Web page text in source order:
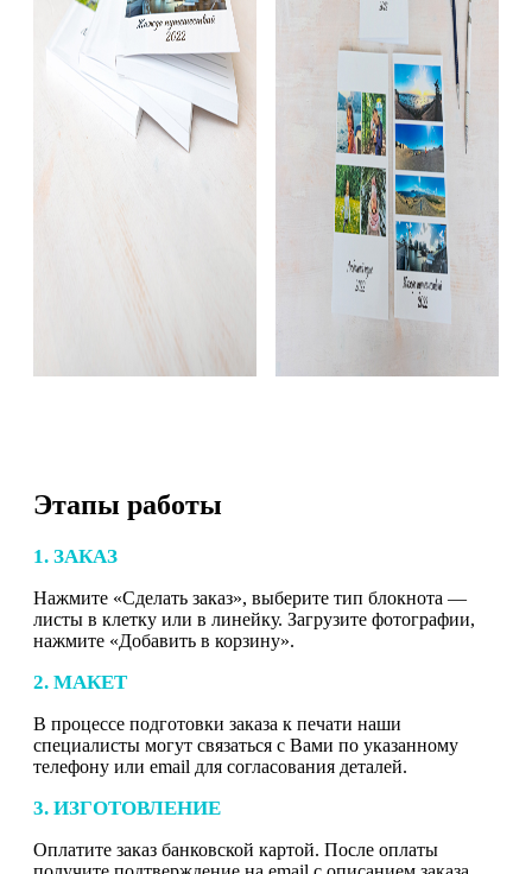
Этапы работы
1. ЗАКАЗ
Нажмите «Сделать заказ», выберите тип блокнота —
листы в клетку или в линейку. Загрузите фотографии,
нажмите «Добавить в корзину».
2. МАКЕТ
В процессе подготовки заказа к печати наши
специалисты могут связаться с Вами по указанному
телефону или email для согласования деталей.
3. ИЗГОТОВЛЕНИЕ
Оплатите заказ банковской картой. После оплаты